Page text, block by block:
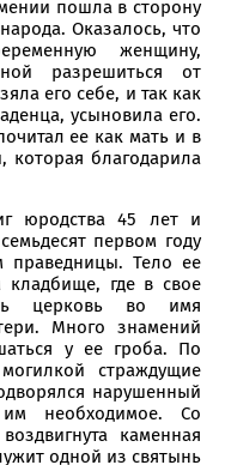
пошла в сторону
Оказалось, что
женщину,
разрешиться от
его себе, и так как
усыновила его.
ее как мать и в
которая благодарила
юродства 45 лет и
первом году
Тело ее
где в свое
церковь во имя
Много знамений
у ее гроба. По
страждущие
нарушенный
необходимое. Со
каменная
одной из святынь